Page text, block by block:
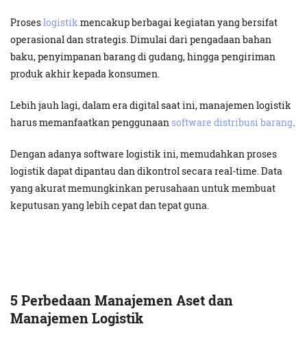
Proseslogistik mencakup berbagai kegiatan yang bersifat
operasional dan strategis. Dimulai dari pengadaan bahan
baku, penyimpanan barang di gudang, hingga pengiriman
produk akhir kepada konsumen.
Lebih jauh lagi, dalam era digital saat ini, manajemen logistik
harus memanfaatkan penggunaan software distribusi barang.
Dengan adanya software logistik ini, memudahkan proses
logistik dapat dipantau dan dikontrol secara real-time. Data
yang akurat memungkinkan perusahaan untuk membuat
keputusan yang lebih cepat dan tepat guna.
5 Perbedaan Manajemen Aset dan
Manajemen Logistik